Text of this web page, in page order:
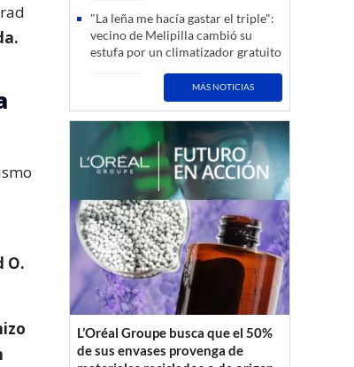
O.
"La leña me hacía gastar el triple":
vecino de Melipilla cambió su
estufa por un climatizador gratuito
MÁS NOTICIAS
L’Oréal Groupe busca que el 50%
de sus envases provenga de